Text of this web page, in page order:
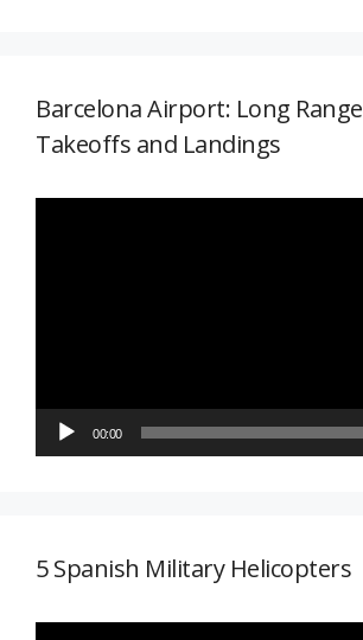
Barcelona Airport: Long
Takeoffs and Landings
00:00
5 Spanish Military Helicopters